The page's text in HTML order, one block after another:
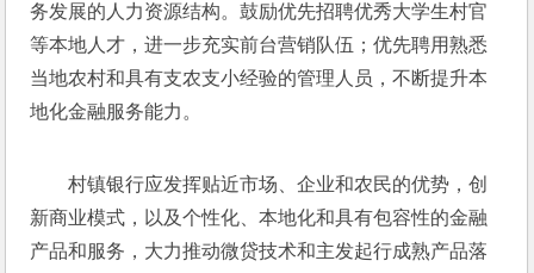
务发展的人力资源结构。鼓励优先招聘优秀大学生村官
等本地人才，进一步充实前台营销队伍；优先聘用熟悉
当地农村和具有支农支小经验的管理人员，不断提升本
地化金融服务能力。
村镇银行应发挥贴近市场、企业和农民的优势，创
新商业模式，以及个性化、本地化和具有包容性的金融
产品和服务，大力推动微贷技术和主发起行成熟产品落